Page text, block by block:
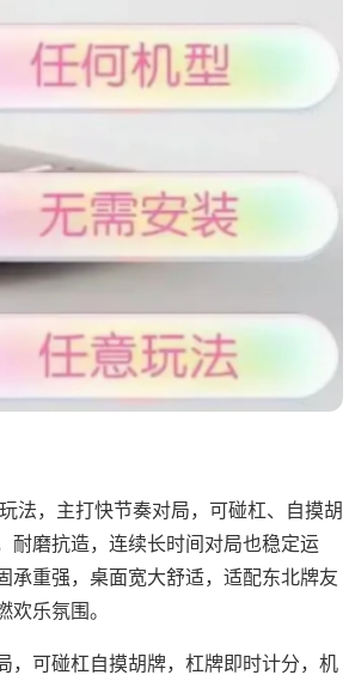
法，主打快节奏对局，可碰杠、自摸胡
耐磨抗造，连续长时间对局也稳定运
承重强，桌面宽大舒适，适配东北牌友
乐氛围。
，可碰杠自摸胡牌，杠牌即时计分，机